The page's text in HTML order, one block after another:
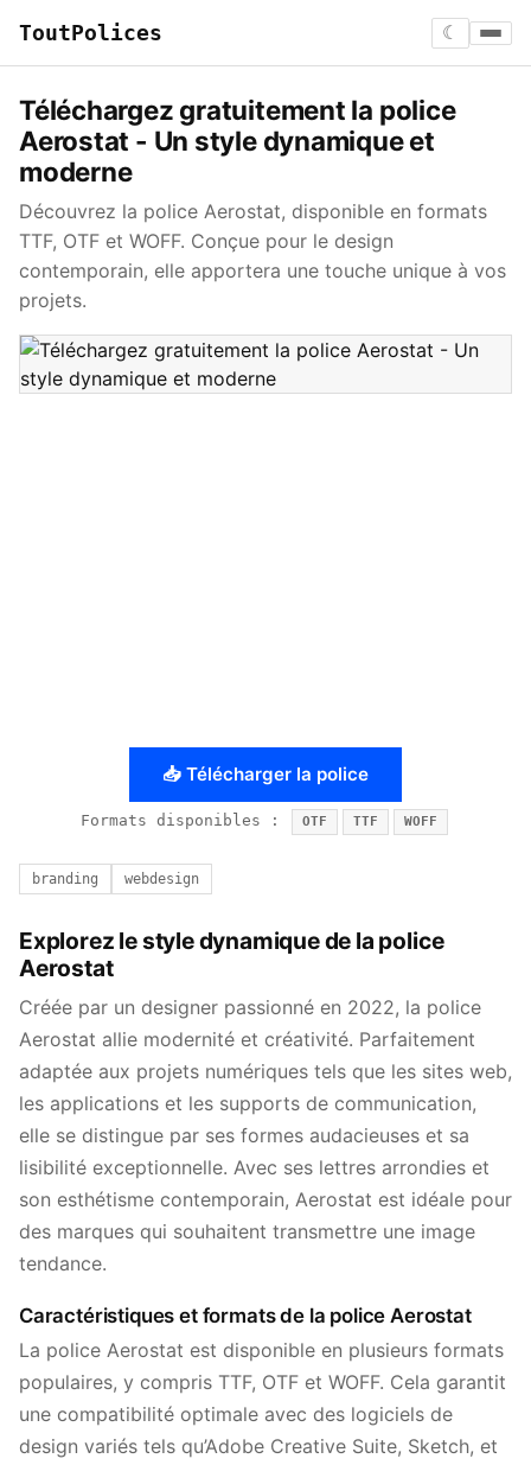
ToutPolices ☾
Téléchargez gratuitement la police
Aerostat - Un style dynamique et
moderne
Découvrez la police Aerostat, disponible en formats
TTF, OTF et WOFF. Conçue pour le design
contemporain, elle apportera une touche unique à vos
projets.
📥 Télécharger la police
Formats disponibles : OTF TTF WOFF
branding webdesign
Explorez le style dynamique de la police
Aerostat
Créée par un designer passionné en 2022, la police
Aerostat allie modernité et créativité. Parfaitement
adaptée aux projets numériques tels que les sites web,
les applications et les supports de communication,
elle se distingue par ses formes audacieuses et sa
lisibilité exceptionnelle. Avec ses lettres arrondies et
son esthétisme contemporain, Aerostat est idéale pour
des marques qui souhaitent transmettre une image
tendance.
Caractéristiques et formats de la police Aerostat
La police Aerostat est disponible en plusieurs formats
populaires, y compris TTF, OTF et WOFF. Cela garantit
une compatibilité optimale avec des logiciels de
design variés tels qu’Adobe Creative Suite, Sketch, et